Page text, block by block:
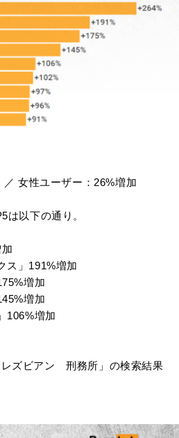
女性ユーザー：26%増加
は以下の通り。
ス」191%増加
増加
増加
106%増加
レズビアン 刑務所」の検索結果